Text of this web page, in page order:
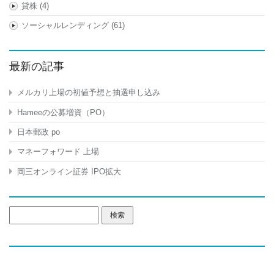
貸株(4)
ソーシャルレンディング(61)
最新の記事
メルカリ上場の初値予想と抽選申し込み
Hameeの公募増資（PO）
日本郵政 po
マネーフォワード 上場
岡三オンライン証券 IPO拡大
索: